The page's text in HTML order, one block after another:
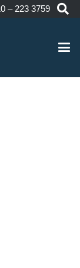
– 223 3759